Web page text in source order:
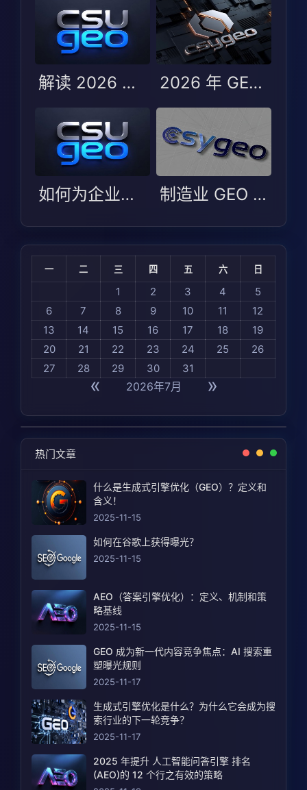
解读 2026 年 GEO 优化服务商测评：哪些服务商能脱颖而出？ 2026 年 GEO 优化服务商 TOP5：行业变化与服务商选型指南
如何为企业选择最合适的 GEO 服务商？2026 年 TOP5 评测解析 制造业 GEO 选型避坑指南：Arena AI 2026 测评下的场景适配逻辑
« 2026年7月 »
一 二 三 四 五 六 日
1 2 3 4
5
6
7 8 9 10 11
12
13
14 15 16 17 18
19
20
21 22 23 24 25
26
27
28 29 30 31
热门文章
什么是生成式引擎优化（GEO）？定义和
含义！
2025-11-15
如何在谷歌上获得曝光？
2025-11-15
AEO（答案引擎优化）：定义、机制和策
略基线
2025-11-15
GEO 成为新一代内容竞争焦点：AI 搜索重
塑曝光规则
2025-11-17
生成式引擎优化是什么？为什么它会成为搜
索行业的下一轮竞争？
2025-11-17
2025 年提升 人工智能问答引擎 排名
(AEO)的 12 个行之有效的策略